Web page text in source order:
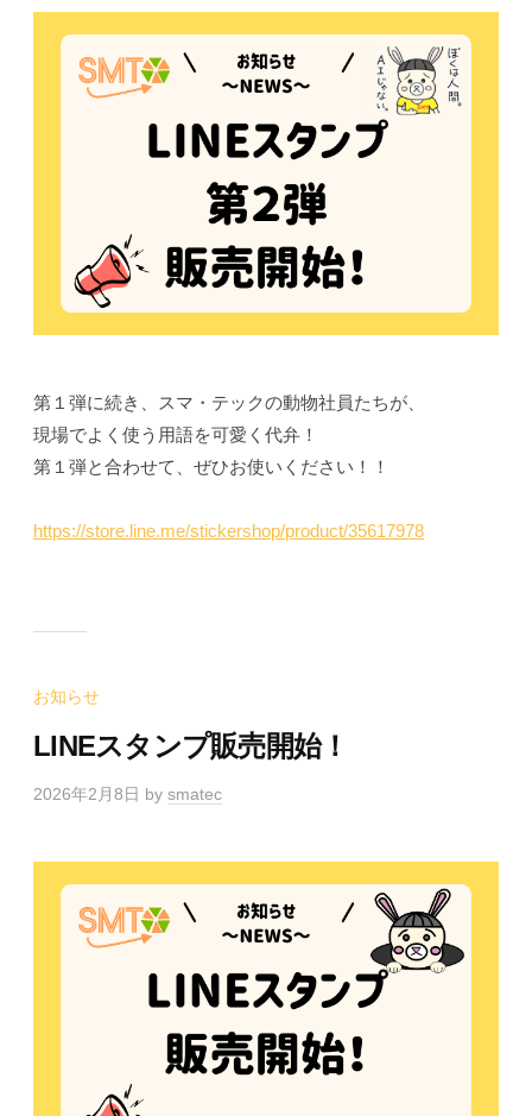
第１弾に続き、スマ・テックの動物社員たちが、
現場でよく使う用語を可愛く代弁！
第１弾と合わせて、ぜひお使いください！！
https://store.line.me/stickershop/product/35617978
お知らせ
LINEスタンプ販売開始！
2026年2月8日 by smatec